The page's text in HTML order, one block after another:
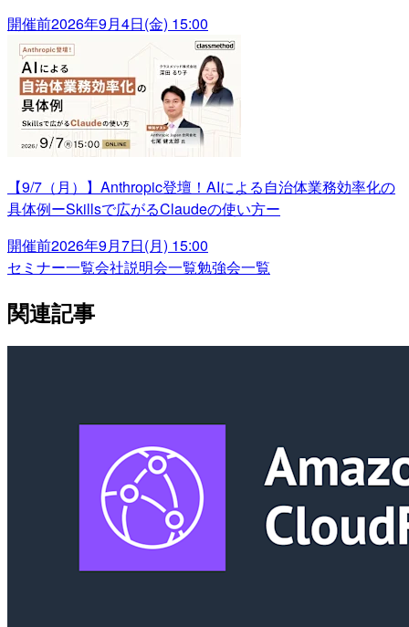
開催前2026年9月4日(金) 15:00
【9/7（月）】Anthropic登壇！AIによる自治体業務効率化の
具体例ーSkillsで広がるClaudeの使い方ー
開催前2026年9月7日(月) 15:00
セミナー一覧会社説明会一覧勉強会一覧
関連記事